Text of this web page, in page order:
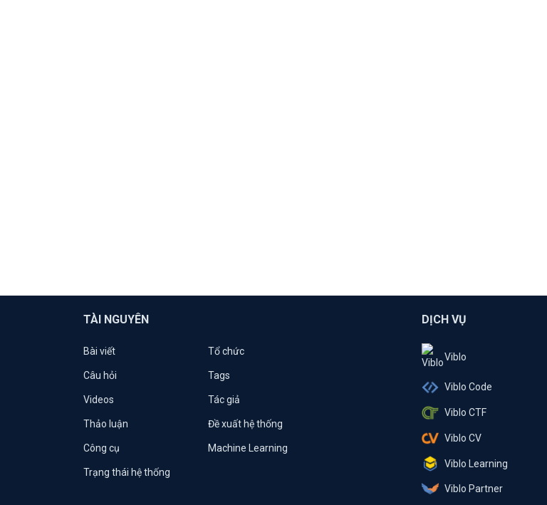
TÀI NGUYÊN
Bài viết Tổ chức
Câu hỏi Tags
Videos Tác giả
Thảo luận Đề xuất hệ thống
Công cụ Machine Learning
Trạng thái hệ thống
DỊCH VỤ
Viblo
Viblo Code
Viblo CTF
Viblo CV
Viblo Learning
Viblo Partner